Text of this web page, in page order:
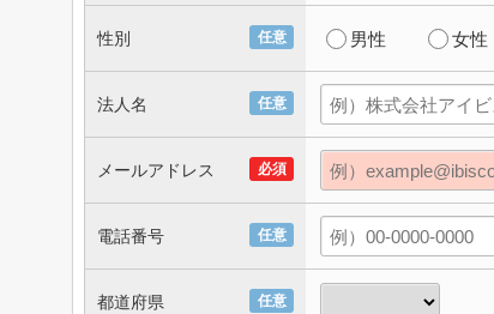
任意
性別 男性 女性
任意
法人名
必須
メールアドレス
任意
電話番号
任意
都道府県